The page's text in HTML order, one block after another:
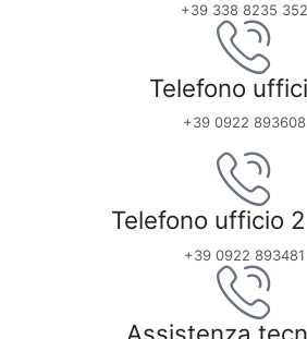
+39 338 8235 352
Telefono
+39 0922 893608
Telefono ufficio
+39 0922 893481
Assistenza